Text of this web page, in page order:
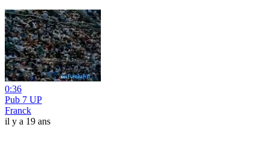
0:36
Pub 7 UP
Franck
il y a 19 ans